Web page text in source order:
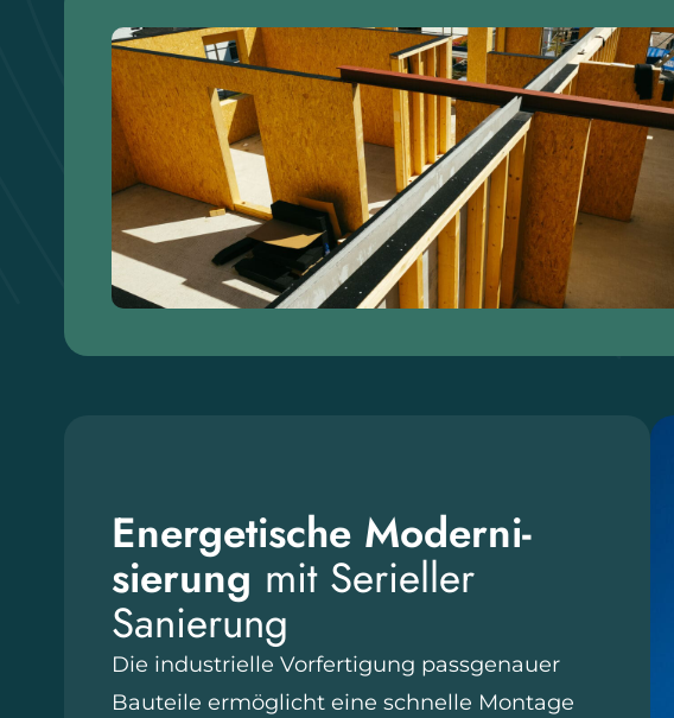
Energetische Moderni­
sierung mit Serieller
Sanierung
Die industrielle Vorfertigung passgenauer
Bauteile ermöglicht eine schnelle Montage